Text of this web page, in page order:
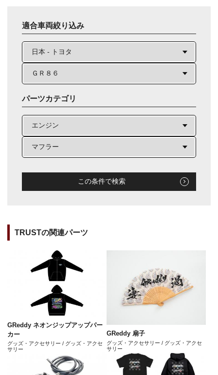
適合車両絞り込み
パーツカテゴリ
この条件で検索
TRUSTの関連パーツ
GReddy ネオンジップアップパー
カー
グッズ・アクセサリー / グッズ・アクセ
サリー
GReddy 扇子
グッズ・アクセサリー / グッズ・アクセ
サリー